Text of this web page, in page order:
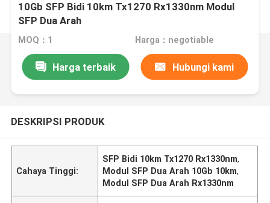
10Gb SFP Bidi 10km Tx1270 Rx1330nm Modul
SFP Dua Arah
MOQ：1 Harga：negotiable
Harga terbaik Hubungi kami
DESKRIPSI PRODUK
Cahaya Tinggi:
SFP Bidi 10km Tx1270 Rx1330nm,
Modul SFP Dua Arah 10Gb 10km,
Modul SFP Dua Arah Rx1330nm